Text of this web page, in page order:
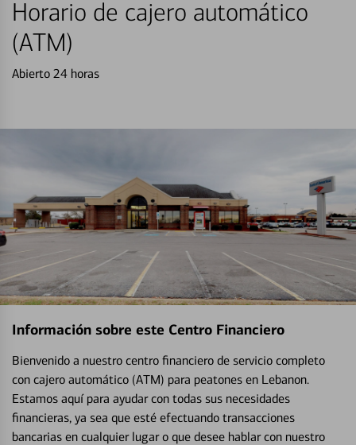
Horario de cajero automático
(ATM)
Abierto 24 horas
Información sobre este Centro Financiero
Bienvenido a nuestro centro financiero de servicio completo
con cajero automático (ATM) para peatones en Lebanon.
Estamos aquí para ayudar con todas sus necesidades
financieras, ya sea que esté efectuando transacciones
bancarias en cualquier lugar o que desee hablar con nuestro